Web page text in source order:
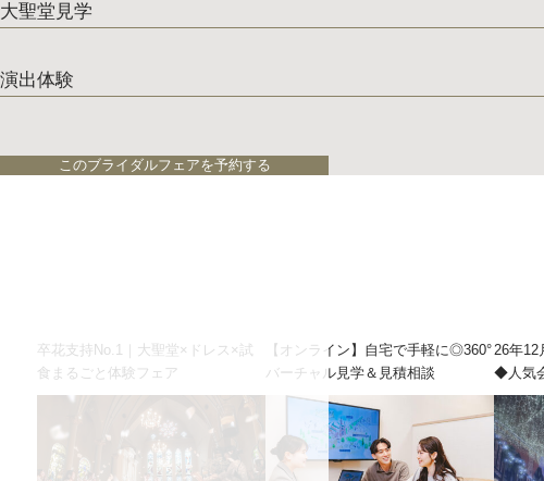
大聖堂見学
演出体験
このブライダルフェアを予約する
卒花支持No.1｜大聖堂×ドレス×試
食まるごと体験フェア
【オンライン】自宅で手軽に◎360°
バーチャル見学＆見積相談
26年12
◆人気